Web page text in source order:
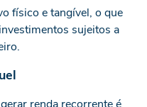
físico e tangível, o que
sujeitos a
renda recorrente é